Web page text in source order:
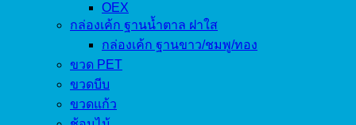
OEX
กล่องเค้ก ฐานน้ำตาล ฝาใส
กล่องเค้ก ฐานขาว/ชมพู/ทอง
ขวด PET
ขวดบีบ
ขวดแก้ว